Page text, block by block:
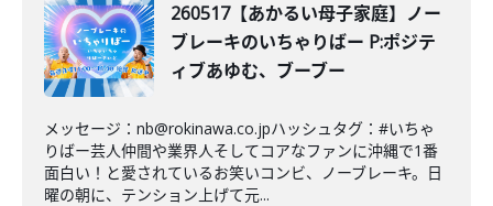
260517【あかるい母子家庭】ノー
ブレーキのいちゃりばー P:ポジテ
ィブあゆむ、ブーブー
メッセージ：nb@rokinawa.co.jpハッシュタグ：#いちゃ
りばー芸人仲間や業界人そしてコアなファンに沖縄で1番
面白い！と愛されているお笑いコンビ、ノーブレーキ。日
曜の朝に、テンション上げて元...